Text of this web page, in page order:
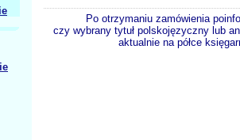
Po otrzymaniu zamówienia
czy wybrany tytuł polskojęzyczny lub
aktualnie na półce